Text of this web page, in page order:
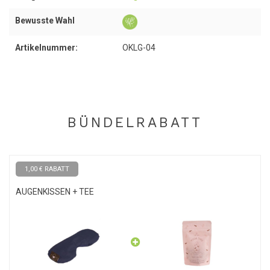
Damit der wunderbare Lavendelduft erhalten bleibt, bewahre das
Bewusste Wahl
Artikelnummer: OKLG-04
BÜNDELRABATT
1,00 € RABATT
AUGENKISSEN + TEE